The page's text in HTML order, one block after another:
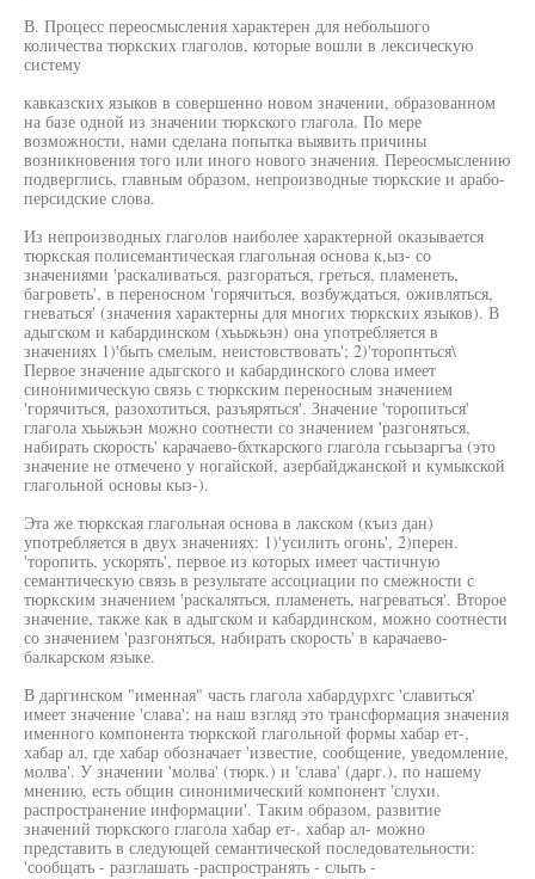
В. Процесс переосмысления характерен для небольшого
количества тюркских глаголов, которые вошли в лексическую
систему
кавказских языков в совершенно новом значении, образованном
на базе одной из значении тюркского глагола. По мере
возможности, нами сделана попытка выявить причины
возникновения того или иного нового значения. Переосмыслению
подверглись, главным образом, непроизводные тюркские и арабо-
персидские слова.
Из непроизводных глаголов наиболее характерной оказывается
тюркская полисемантическая глагольная основа к,ыз- со
значениями 'раскаливаться, разгораться, греться, пламенеть,
багроветь', в переносном 'горячиться, возбуждаться, оживляться,
гневаться' (значения характерны для многих тюркских языков). В
адыгском и кабардинском (хъыжьэн) она употребляется в
значениях 1)'быть смелым, неистовствовать'; 2)'торопнться\
Первое значение адыгского и кабардинского слова имеет
синонимическую связь с тюркским переносным значением
'горячиться, разохотиться, разъяряться'. Значение 'торопиться'
глагола хъыжьэн можно соотнести со значением 'разгоняться,
набирать скорость' карачаево-бхткарского глагола гсьызаргъа (это
значение не отмечено у ногайской, азербайджанской и кумыкской
глагольной основы кыз-).
Эта же тюркская глагольная основа в лакском (къиз дан)
употребляется в двух значениях: 1)'усилить огонь', 2)перен.
'торопить, ускорять', первое из которых имеет частичную
семантическую связь в результате ассоциации по смежности с
тюркским значением 'раскаляться, пламенеть, нагреваться'. Второе
значение, также как в адыгском и кабардинском, можно соотнести
со значением 'разгоняться, набирать скорость' в карачаево-
балкарском языке.
В даргинском "именная" часть глагола хабардурхгс 'славиться'
имеет значение 'слава'; на наш взгляд это трансформация значения
именного компонента тюркской глагольной формы хабар ет-,
хабар ал, где хабар обозначает 'известие, сообщение, уведомление,
молва'. У значении 'молва' (тюрк.) и 'слава' (дарг.), по нашему
мнению, есть общин синонимический компонент 'слухи.
распространение информации'. Таким образом, развитие
значений тюркского глагола хабар ет-. хабар ал- можно
представить в следующей семантической последовательности:
'сообщать - разглашать -распространять - слыть -